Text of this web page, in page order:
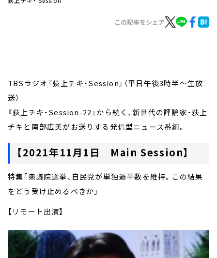
この記事をシェア
TBSラジオ『荻上チキ・Session』（平日午後3時半～生放
送）
『荻上チキ・Session-22』から続く、新世代の評論家・荻上
チキと南部広美がお送りする発信型ニュース番組。
【2021年11月1日 Main Session】
特集「衆議院選挙、自民党が単独過半数を維持。この結果
をどう受け止めるべきか」
【リモート出演】